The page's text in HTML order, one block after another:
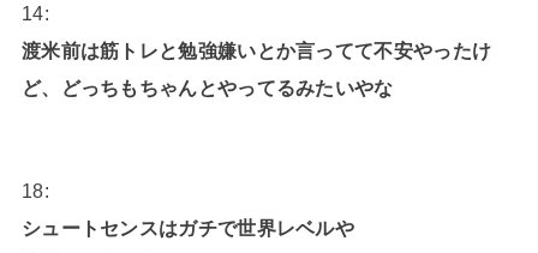
14:
渡米前は筋トレと勉強嫌いとか言ってて不安やったけ
ど、どっちもちゃんとやってるみたいやな
18:
シュートセンスはガチで世界レベルや